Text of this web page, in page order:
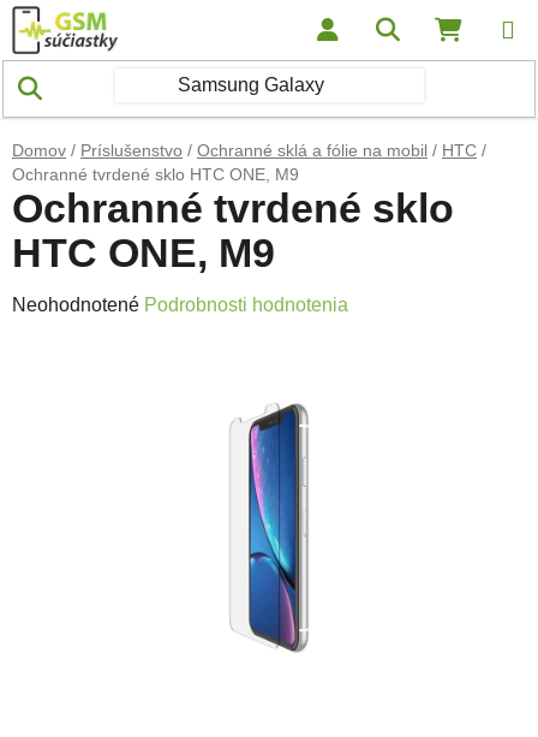
Prejsť na obsah Hľadať
Domov / Príslušenstvo / Ochranné sklá a fólie na mobil / HTC /
Ochranné tvrdené sklo HTC ONE, M9
Ochranné tvrdené sklo
HTC ONE, M9
Priemerné hodnotenie produktu je 0,0 z 5 hviezdičiek.
Neohodnotené Podrobnosti hodnotenia